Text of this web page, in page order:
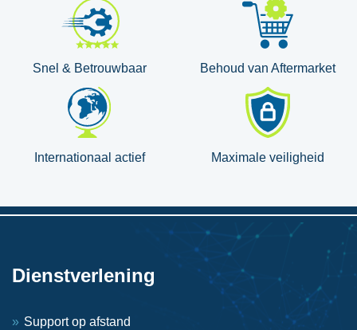
Snel & Betrouwbaar Behoud van Aftermarket
Internationaal actief Maximale veiligheid
Dienstverlening
Support op afstand